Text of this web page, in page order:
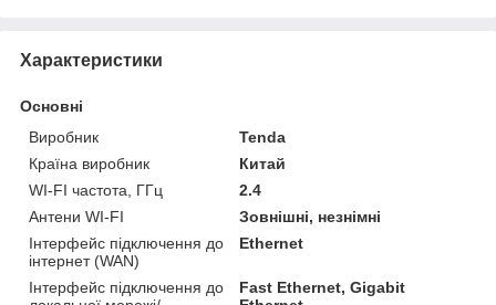
Характеристики
Основні
Виробник
Tenda
Країна виробник
Китай
WI-FI частота, ГГц
2.4
Антени WI-FI
Зовнішні, незнімні
Інтерфейс підключення до
інтернет (WAN)
Ethernet
Інтерфейс підключення до
Fast Ethernet, Gigabit